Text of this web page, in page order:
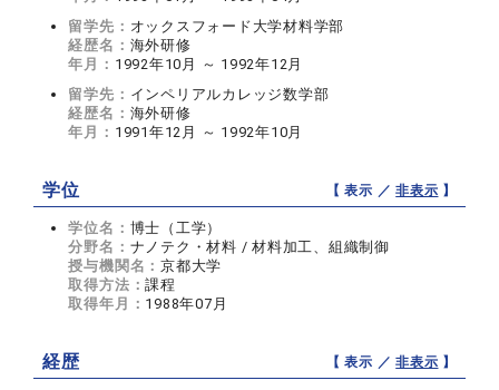
留学先： オックスフォード大学材料学部
経歴名： 海外研修
年月： 1992年10月 ～ 1992年12月
留学先： インペリアルカレッジ数学部
経歴名： 海外研修
年月： 1991年12月 ～ 1992年10月
学位 【 表示 ／非表示 】
学位名： 博士（工学）
分野名： ナノテク・材料 / 材料加工、組織制御
授与機関名：京都大学
取得方法：課程
取得年月： 1988年07月
経歴 【 表示 ／非表示 】